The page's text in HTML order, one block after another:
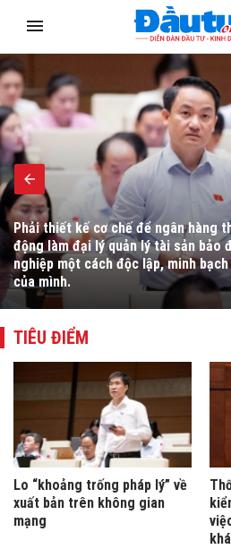
Singapore có dòng vốn chất lượng
hút, song việc thu hút dòng vốn này
đặt ra không ít vấn đề cần xem xét.
TIÊU ĐIỂM
Lo “khoảng trống pháp lý” về
xuất bản trên không gian
mạng